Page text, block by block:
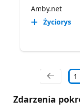
Amby.net
Życiorys
1
Zdarzenia